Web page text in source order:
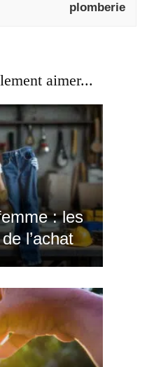
plomberie
aimer...
: les
l’achat